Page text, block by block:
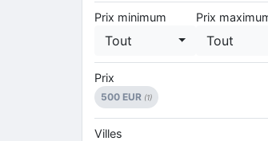
Prix minimum
Tout
Prix
Tout
Prix
500 EUR (1)
Villes